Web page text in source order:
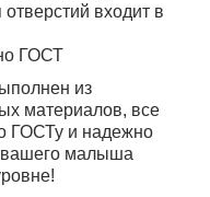
входит в
ГОСТ
из
материалов, все
ГОСТу и надежно
вашего малыша